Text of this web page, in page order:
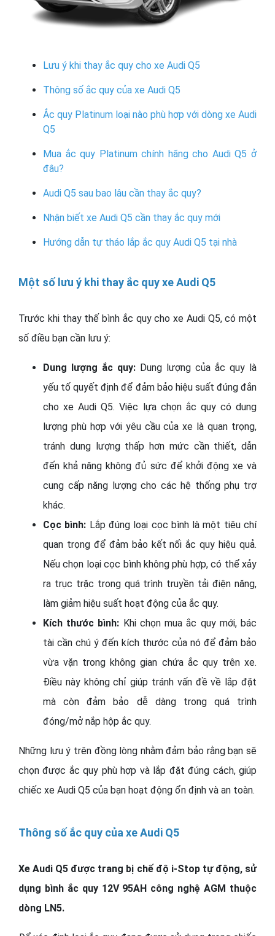
Lưu ý khi thay ắc quy cho xe Audi Q5
Thông số ắc quy của xe Audi Q5
Ắc quy Platinum loại nào phù hợp với dòng xe Audi
Q5
Mua ắc quy Platinum chính hãng cho Audi Q5 ở
đâu?
Audi Q5 sau bao lâu cần thay ắc quy?
Nhận biết xe Audi Q5 cần thay ắc quy mới
Hướng dẫn tự tháo lắp ắc quy Audi Q5 tại nhà
Một số lưu ý khi thay ắc quy xe Audi Q5
Trước khi thay thế bình ắc quy cho xe Audi Q5, có một
số điều bạn cần lưu ý:
Dung lượng ắc quy: Dung lượng của ắc quy là
yếu tố quyết định để đảm bảo hiệu suất đúng đắn
cho xe Audi Q5. Việc lựa chọn ắc quy có dung
lượng phù hợp với yêu cầu của xe là quan trọng,
tránh dung lượng thấp hơn mức cần thiết, dẫn
đến khả năng không đủ sức để khởi động xe và
cung cấp năng lượng cho các hệ thống phụ trợ
khác.
Cọc bình: Lắp đúng loại cọc bình là một tiêu chí
quan trọng để đảm bảo kết nối ắc quy hiệu quả.
Nếu chọn loại cọc bình không phù hợp, có thể xảy
ra trục trặc trong quá trình truyền tải điện năng,
làm giảm hiệu suất hoạt động của ắc quy.
Kích thước bình: Khi chọn mua ắc quy mới, bác
tài cần chú ý đến kích thước của nó để đảm bảo
vừa vặn trong không gian chứa ắc quy trên xe.
Điều này không chỉ giúp tránh vấn đề về lắp đặt
mà còn đảm bảo dễ dàng trong quá trình
đóng/mở nắp hộp ắc quy.
Những lưu ý trên đồng lòng nhằm đảm bảo rằng bạn sẽ
chọn được ắc quy phù hợp và lắp đặt đúng cách, giúp
chiếc xe Audi Q5 của bạn hoạt động ổn định và an toàn.
Thông số ắc quy của xe Audi Q5
Xe Audi Q5 được trang bị chế độ i-Stop tự động, sử
dụng bình ắc quy 12V 95AH công nghệ AGM thuộc
dòng LN5.